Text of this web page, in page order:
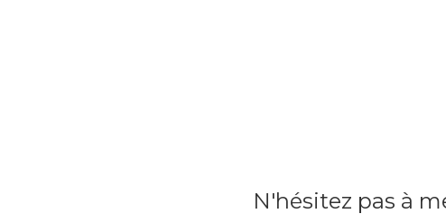
N'hésitez pas à